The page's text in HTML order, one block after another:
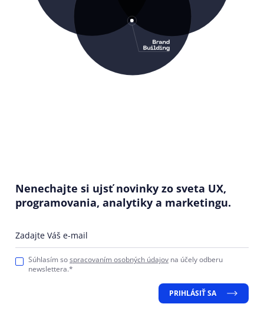
Nenechajte si ujsť novinky zo sveta UX,
programovania, analytiky a marketingu.
Zadajte Váš e-mail
Súhlasím sospracovaním osobných údajov na účely odberu
newslettera.*
PRIHLÁSIŤ SA